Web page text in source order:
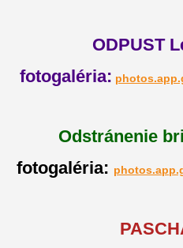
ODPUST
fotogaléria:
Odstránenie
fotogaléria: